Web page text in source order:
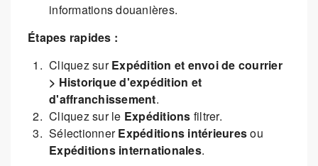
informations douanières.
Étapes rapides :
Cliquez surExpédition et envoi de courrier
> Historique d'expédition et
d'affranchissement.
Cliquez sur le Expéditions filtrer.
SélectionnerExpéditions intérieuresou
Expéditions internationales.